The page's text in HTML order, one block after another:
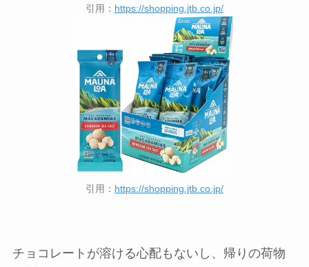
引用： https://shopping.jtb.co.jp/
引用： https://shopping.jtb.co.jp/
チョコレートが溶ける心配もないし、帰りの荷物